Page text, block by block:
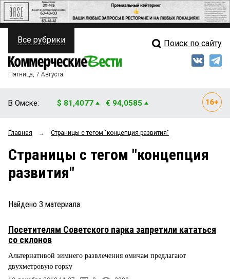
ПОЛИТИКА
ФИНАНСЫ
ОБЩЕСТВО
ЗАКОН
ПРОИСШЕСТВИЯ
СТИЛЬ ЖИЗНИ
Свежий выпуск
Мнения
Рейтинги
Все рубрики Поиск по сайту
Пятница, 7 Августа
В Омске: $ 81,4077 € 94,0585
Главная → Страницы c тегом "концепция развития"
Страницы c тегом "концепция
развития"
Найдено 3 материала
Посетителям Советского парка запретили кататься
со склонов
Альтернативой зимнего развлечения омичам предлагают
двухметровую горку